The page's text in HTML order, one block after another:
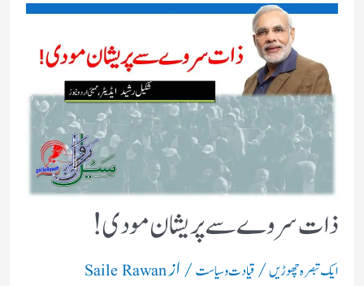
ذات سروے سے پریشان مودی !
ایک تبصرہ چھوڑیں/قیادت وسیاست/ ازSaile Rawan